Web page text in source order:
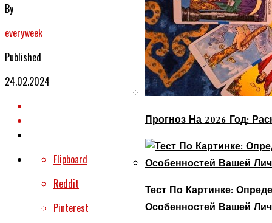
Прогноз На 2026 Год:
Тест По Картинке:
Особенностей Вашей
By
everyweek
Published
24.02.2024
Flipboard
Reddit
Pinterest